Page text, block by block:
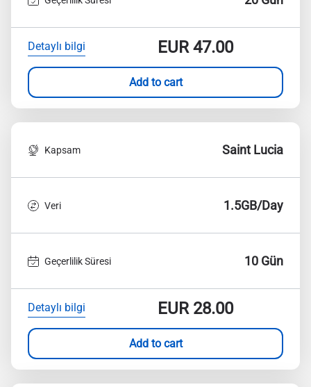
Detaylı bilgi EUR47.00
Add to cart
Kapsam Saint Lucia
Veri 1.5GB/Day
Geçerlilik Süresi 10 Gün
Detaylı bilgi EUR28.00
Add to cart